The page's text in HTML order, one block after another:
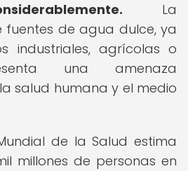
La
de agua dulce, ya
industriales, agrícolas o
una amenaza
salud humana y el medio
de la Salud estima
millones de personas en